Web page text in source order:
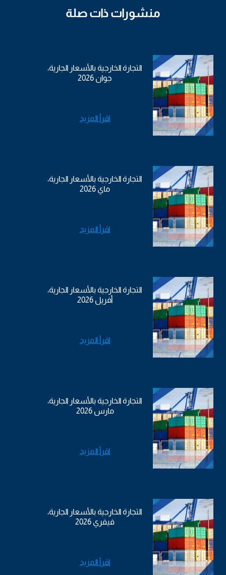
منشورات ذات صلة
التجارة الخارجية بالأسعار الجارية،
جوان 2026
اقرأ المزيد
التجارة الخارجية بالأسعار الجارية،
ماي 2026
اقرأ المزيد
التجارة الخارجية بالأسعار الجارية،
أفريل 2026
اقرأ المزيد
التجارة الخارجية بالأسعار الجارية،
مارس 2026
اقرأ المزيد
التجارة الخارجية بالأسعار الجارية،
فيفري 2026
اقرأ المزيد